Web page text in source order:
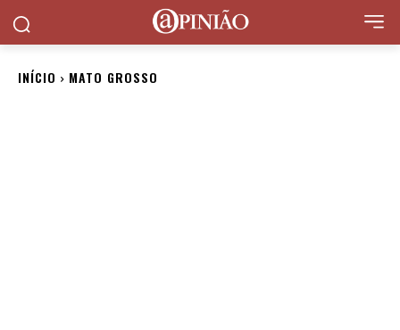
INÍCIO MATO GROSSO